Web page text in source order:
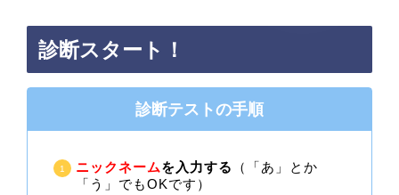
診断スタート！
診断テストの手順
ニックネームを入力する
（「あ」とか
「う」でもOKです）